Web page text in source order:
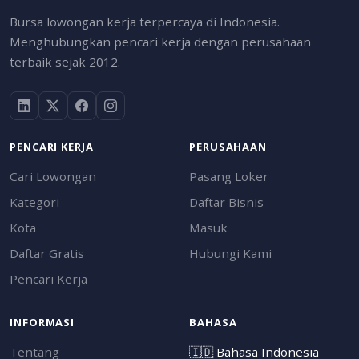
Bursa lowongan kerja terpercaya di Indonesia.
Menghubungkan pencari kerja dengan perusahaan
terbaik sejak 2012.
PENCARI KERJA
Cari Lowongan
Kategori
Kota
Daftar Gratis
Pencari Kerja
PERUSAHAAN
Pasang Loker
Daftar Bisnis
Masuk
Hubungi Kami
INFORMASI
Tentang
BAHASA
🇮🇩Bahasa Indonesia